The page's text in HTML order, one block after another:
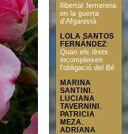
llibertat femenina
en la guerra
d'Afganistà
LOLA SANTOS
FERNÁNDEZ:
Quan els drets
incompleixen
l'obligació del Bé
MARINA
SANTINI.
LUCIANA
TAVERNINI.
PATRICIA
MEZA.
ADRIANA